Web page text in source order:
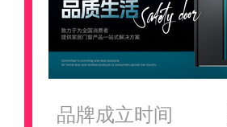
品牌成立时间